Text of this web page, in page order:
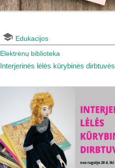
Edukacijos
Elektrėnų biblioteka
Interjerinės lėlės kūrybinės dirbtuvės